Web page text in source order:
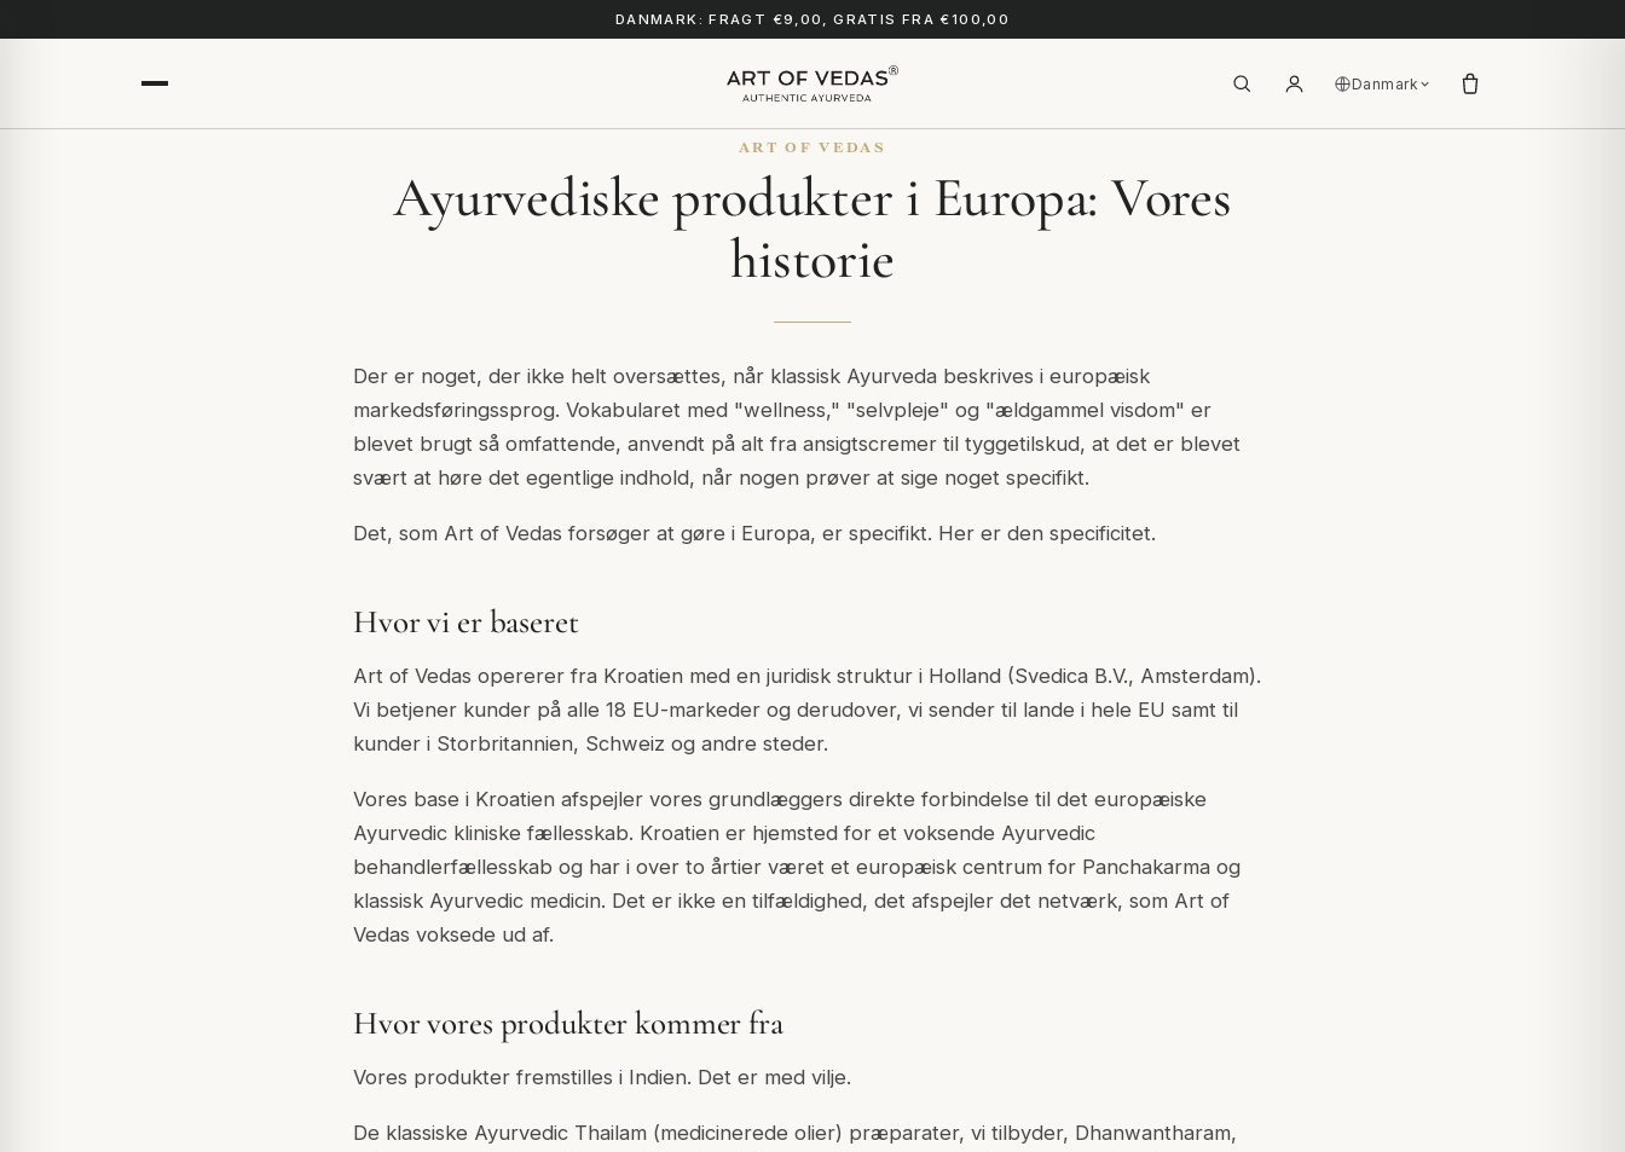
DANMARK: FRAGT €9,00, GRATIS FRA €100,00
Danmark
ART OF VEDAS
Ayurvediske produkter i Europa: Vores
historie
Der er noget, der ikke helt oversættes, når klassisk Ayurveda beskrives i europæisk
markedsføringssprog. Vokabularet med "wellness," "selvpleje" og "ældgammel visdom" er
blevet brugt så omfattende, anvendt på alt fra ansigtscremer til tyggetilskud, at det er blevet
svært at høre det egentlige indhold, når nogen prøver at sige noget specifikt.
Det, som Art of Vedas forsøger at gøre i Europa, er specifikt. Her er den specificitet.
Hvor vi er baseret
Art of Vedas opererer fra Kroatien med en juridisk struktur i Holland (Svedica B.V., Amsterdam).
Vi betjener kunder på alle 18 EU-markeder og derudover, vi sender til lande i hele EU samt til
kunder i Storbritannien, Schweiz og andre steder.
Vores base i Kroatien afspejler vores grundlæggers direkte forbindelse til det europæiske
Ayurvedic kliniske fællesskab. Kroatien er hjemsted for et voksende Ayurvedic
behandlerfællesskab og har i over to årtier været et europæisk centrum for Panchakarma og
klassisk Ayurvedic medicin. Det er ikke en tilfældighed, det afspejler det netværk, som Art of
Vedas voksede ud af.
Hvor vores produkter kommer fra
Vores produkter fremstilles i Indien. Det er med vilje.
De klassiske Ayurvedic Thailam (medicinerede olier) præparater, vi tilbyder, Dhanwantharam,